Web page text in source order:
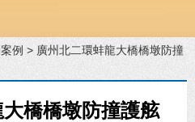
例 > 廣州北二環蚌龍大橋橋墩防撞
橋橋墩防撞護舷